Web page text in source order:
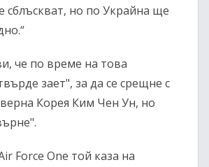
сблъскват, но по Украйна ще
че по време на това
зает", за да се срещне с
Корея Ким Чен Ун, но
Force One той каза на